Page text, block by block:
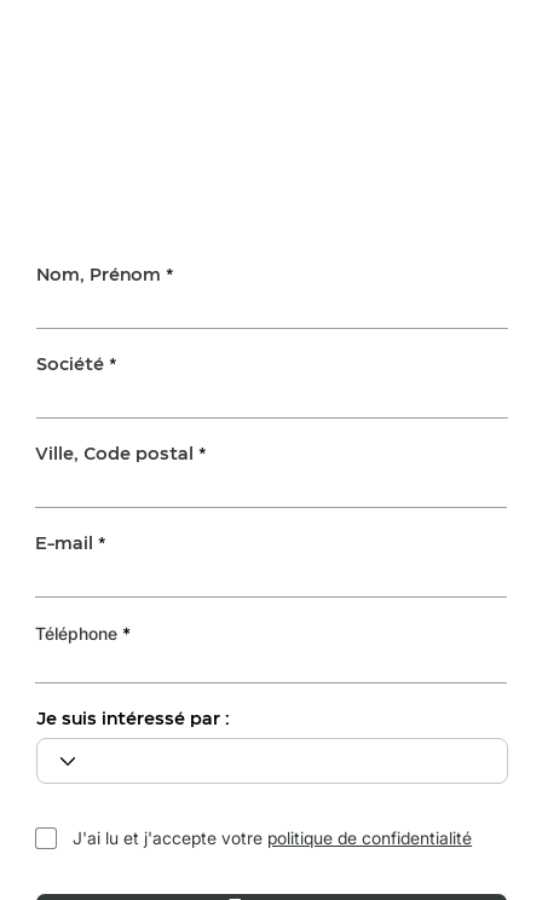
Nom, Prénom
Société
Ville, Code postal
E-mail
Téléphone
Je suis intéressé par :
J'ai lu et j'accepte votre politique de confidentialité